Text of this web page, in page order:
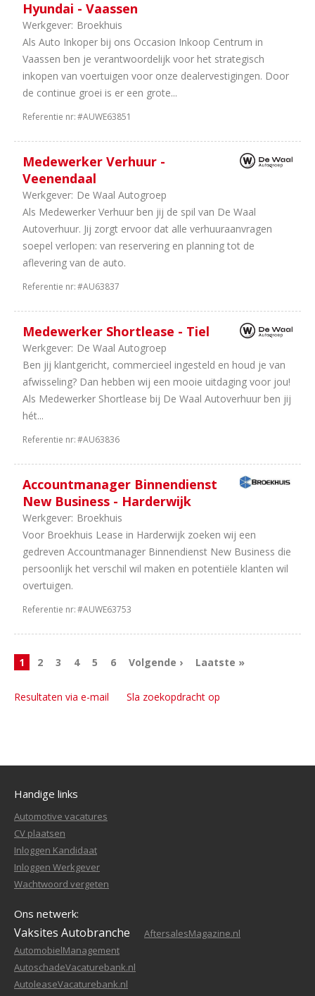
Hyundai - Vaassen
Werkgever: Broekhuis
Als Auto Inkoper bij ons Occasion Inkoop Centrum in
Vaassen ben je verantwoordelijk voor het strategisch
inkopen van voertuigen voor onze dealervestigingen. Door
de continue groei is er een grote...
Referentie nr:#AUWE63851
Medewerker Verhuur -
Veenendaal
Werkgever: De Waal Autogroep
Als Medewerker Verhuur ben jij de spil van De Waal
Autoverhuur. Jij zorgt ervoor dat alle verhuuraanvragen
soepel verlopen: van reservering en planning tot de
aflevering van de auto.
Referentie nr:#AU63837
Medewerker Shortlease - Tiel
Werkgever: De Waal Autogroep
Ben jij klantgericht, commercieel ingesteld en houd je van
afwisseling? Dan hebben wij een mooie uitdaging voor jou!
Als Medewerker Shortlease bij De Waal Autoverhuur ben jij
hét...
Referentie nr:#AU63836
Accountmanager Binnendienst
New Business - Harderwijk
Werkgever: Broekhuis
Voor Broekhuis Lease in Harderwijk zoeken wij een
gedreven Accountmanager Binnendienst New Business die
persoonlijk het verschil wil maken en potentiële klanten wil
overtuigen.
Referentie nr:#AUWE63753
1 2 3 4 5 6 Volgende › Laatste »
Resultaten via e-mail Sla zoekopdracht op
Handige links
Automotive vacatures
CV plaatsen
Inloggen Kandidaat
Inloggen Werkgever
Wachtwoord vergeten
Ons netwerk:
Vaksites Autobranche
AftersalesMagazine.nl
AutomobielManagement
AutoschadeVacaturebank.nl
AutoleaseVacaturebank.nl